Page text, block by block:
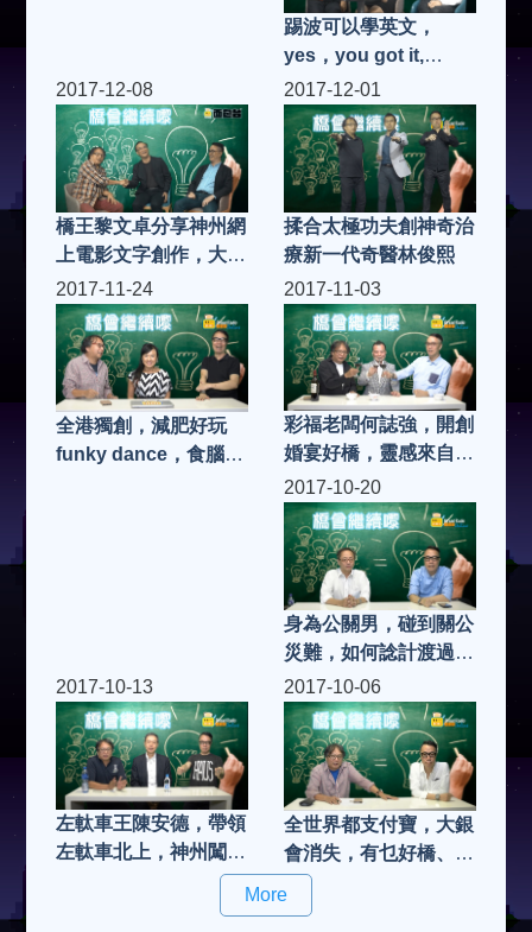
踢波可以學英文，
yes，you got it,
Heide老師大把好橋教
小朋友輕鬆學 English
2017-12-08
橋王黎文卓分享神州網
上電影文字創作，大市
場必勝心得
2017-12-01
揉合太極功夫創神奇治
療新一代奇醫林俊熙
2017-11-24
全港獨創，減肥好玩
funky dance，食腦
2017-11-03
彩福老闆何誌強，開創
婚宴好橋，靈感來自邊
度
2017-10-20
身為公關男，碰到關公
災難，如何諗計渡過難
關，有請文公子
2017-10-13
左軚車王陳安德，帶領
左軚車北上，神州闖蕩
2017-10-06
全世界都支付寶，大銀
會消失，有乜好橋、十
一黃金週不會塞車
More